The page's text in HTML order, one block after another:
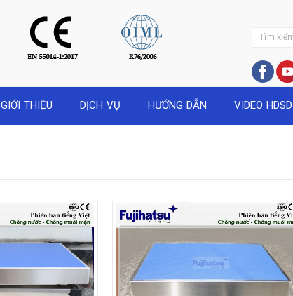
GIỚI THIỆU DỊCH VỤ HƯỚNG DẪN VIDEO HDSD